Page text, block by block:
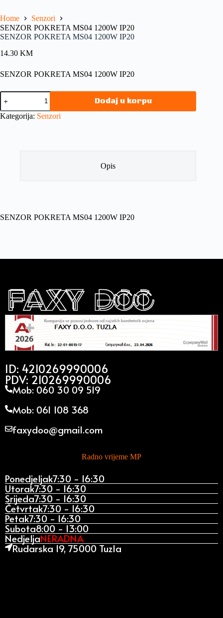
Home
Senzori
SENZOR POKRETA MS04 1200W IP20
SENZOR POKRETA MS04 1200W IP20
14.30 KM
SENZOR POKRETA MS04 1200W IP20
Dodaj u korpu
Kategorija: Senzori
Opis
SENZOR POKRETA MS04 1200W IP20
ID: 4210269990006
PDV: 210269990006
Mob: 060 30 09 519
Mob: 061 108 368
faxydoo@gmail.com
Radno vrijeme MP
Ponedjeljak7:30 - 16:30
Utorak7:30 - 16:30
Srijeda7:30 - 16:30
Četvrtak7:30 - 16:30
Petak7:30 - 16:30
Subota8:00 - 13:00
NedjeljaNERADNA
Rudarska 19, 75000 Tuzla